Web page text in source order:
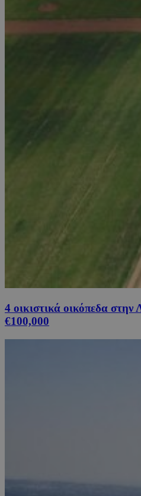
4 οικιστικά οικόπεδα
€100,000